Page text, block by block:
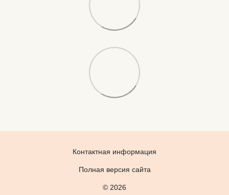
Контактная информация
Полная версия сайта
© 2026